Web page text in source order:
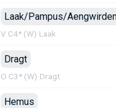
Laak/Pampus/
V C4* (W)·Laak
Dragt
O C3* (W)·Dragt
Hemus